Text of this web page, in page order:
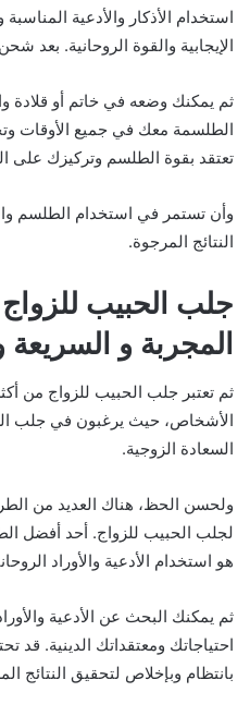
استخدام الأذكار والأدعية
الإيجابية والقوة الروحانية. بعد
ثم يمكنك وضعه في خاتم أو
الطلسمة معك في جميع الأوقات
تعتقد بقوة الطلسم وتركيزك على
وأن تستمر في استخدام الطلسم
النتائج المرجوة.
جلب الحبيب
المجربة و
ثم تعتبر جلب الحبيب للزواج من
الأشخاص، حيث يرغبون في جلب
السعادة الزوجية.
ولحسن الحظ، هناك العديد من
لجلب الحبيب للزواج. أحد أفضل
هو استخدام الأدعية والأوراد
ثم يمكنك البحث عن الأدعية
احتياجاتك ومعتقداتك الدينية. قد
بانتظام وبإخلاص لتحقيق النتائج